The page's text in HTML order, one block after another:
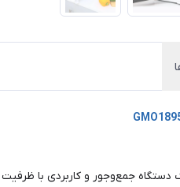
دستگاه جمع‌وجور و کاربردی با ظرفیت